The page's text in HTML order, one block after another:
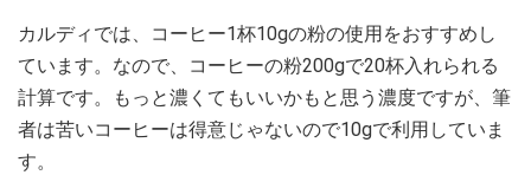
カルディでは、コーヒー1杯10gの粉の使用をおすすめし
ています。なので、コーヒーの粉200gで20杯入れられる
計算です。もっと濃くてもいいかもと思う濃度ですが、筆
者は苦いコーヒーは得意じゃないので10gで利用していま
す。